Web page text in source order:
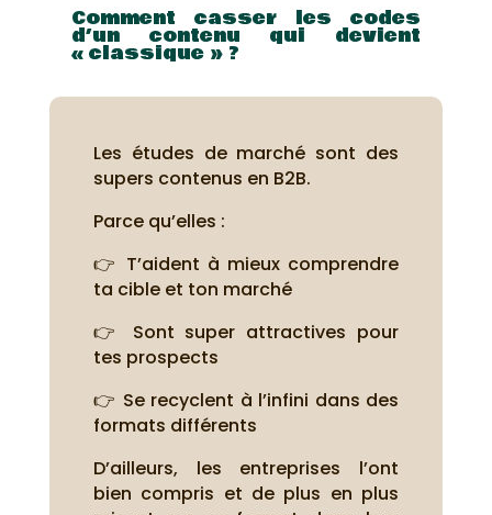
Comment casser les codes
d’un contenu qui devient
« classique » ?
Les études de marché sont des
supers contenus en B2B.
Parce qu’elles :
👉 T’aident à mieux comprendre
ta cible et ton marché
👉 Sont super attractives pour
tes prospects
👉 Se recyclent à l’infini dans des
formats différents
D’ailleurs, les entreprises l’ont
bien compris et de plus en plus